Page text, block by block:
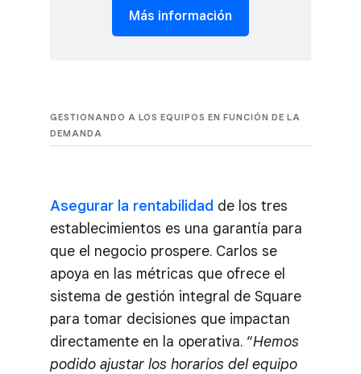
Más información
GESTIONANDO A LOS EQUIPOS EN FUNCIÓN DE LA
DEMANDA
Asegurar la rentabilidad de los tres
establecimientos es una garantía para
que el negocio prospere. Carlos se
apoya en las métricas que ofrece el
sistema de gestión integral de Square
para tomar decisiones que impactan
directamente en la operativa. “Hemos
podido ajustar los horarios del equipo